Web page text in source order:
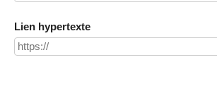
Lien hypertexte